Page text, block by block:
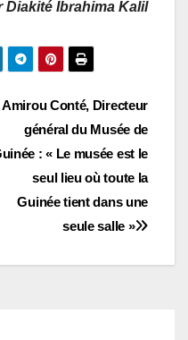
Diakité Ibrahima Kalil
Amirou Conté, Directeur
général du Musée de
: « Le musée est le
seul lieu où toute la
Guinée tient dans une
seule salle »